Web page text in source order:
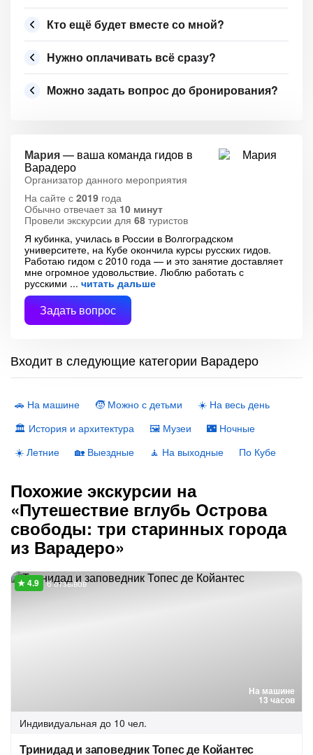
Кто ещё будет вместе со мной?
Нужно оплачивать всё сразу?
Можно задать вопрос до бронирования?
Мария— ваша команда гидов в
Варадеро
Организатор данного мероприятия
На сайте с 2019 года
Обычно отвечает за 10 минут
Провели экскурсии для 68 туристов
Я кубинка, училась в России в Волгоградском
университете, на Кубе окончила курсы русских гидов.
Работаю гидом с 2010 года — и это занятие доставляет
мне огромное удовольствие. Люблю работать с
русскими
читать дальше
Задать вопрос
Входит в следующие категории Варадеро
🚗 На машине 🧒 Можно с детьми
☀️ На весь день
🏛 История и архитектура
🖼 Музеи
🌃 Ночные
☀️ Летние
🏡 Выездные 🧘 На выходные По Кубе
Похожие экскурсии на
«Путешествие вглубь Острова
свободы: три старинных города
из Варадеро»
На машине
13 часов
6 отзывов
Индивидуальная до 10 чел.
Тринидад и заповедник Топес де Койантес